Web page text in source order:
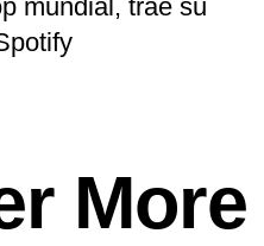
mundial, trae su
More